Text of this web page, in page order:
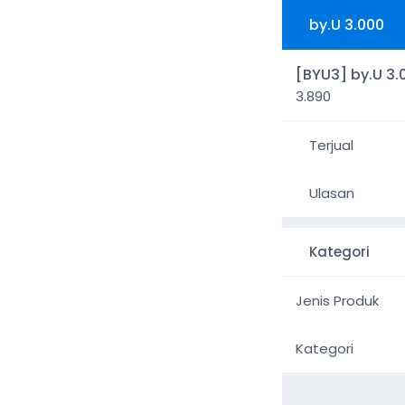
by.U 3.000
[BYU3] by.U
3.890
Terjual
Ulasan
Kategori
Jenis Produk
Kategori